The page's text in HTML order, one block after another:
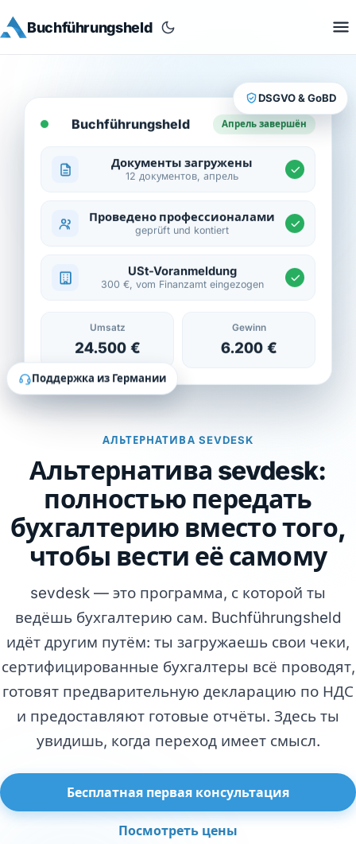
Buchführungsheld
АЛЬТЕРНАТИВА SEVDESK
Альтернатива sevdesk:
полностью передать
бухгалтерию вместо того,
чтобы вести её самому
sevdesk — это программа, с которой ты
ведёшь бухгалтерию сам. Buchführungsheld
идёт другим путём: ты загружаешь свои чеки,
сертифицированные бухгалтеры всё проводят,
готовят предварительную декларацию по НДС
и предоставляют готовые отчёты. Здесь ты
увидишь, когда переход имеет смысл.
Бесплатная первая консультация
Посмотреть цены
Buchführungsheld Апрель завершён
Документы загружены
12 документов, апрель
Проведено профессионалами
geprüft und kontiert
USt-Voranmeldung
300 €, vom Finanzamt eingezogen
Umsatz
24.500 €
Gewinn
6.200 €
DSGVO & GoBD
Поддержка из Германии